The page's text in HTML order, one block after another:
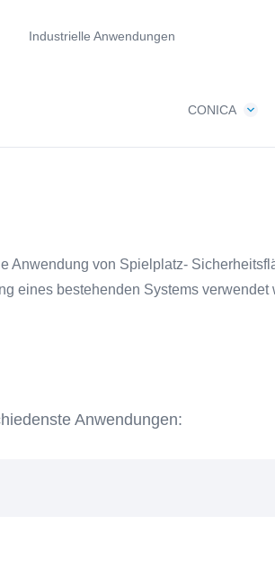
Industrielle Anwendungen
CONICA
Anwendung von Spielplatz-
eines bestehenden Systems verwendet
Anwendungen: